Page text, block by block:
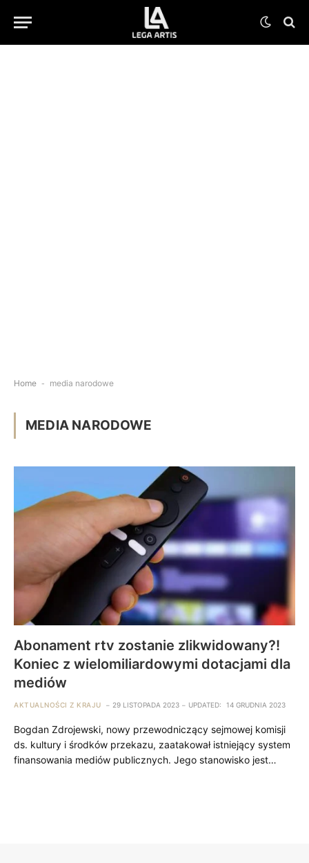
Home - media narodowe
MEDIA NARODOWE
Abonament rtv zostanie zlikwidowany?!
Koniec z wielomiliardowymi dotacjami dla
mediów
AKTUALNOŚCI Z KRAJU 29 LISTOPADA 2023 UPDATED: 14 GRUDNIA 2023
Bogdan Zdrojewski, nowy przewodniczący sejmowej komisji
ds. kultury i środków przekazu, zaatakował istniejący system
finansowania mediów publicznych. Jego stanowisko jest…